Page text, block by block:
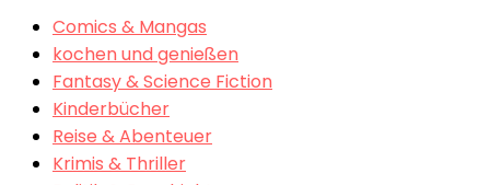
Comics & Mangas
kochen und genießen
Fantasy & Science Fiction
Kinderbücher
Reise & Abenteuer
Krimis & Thriller